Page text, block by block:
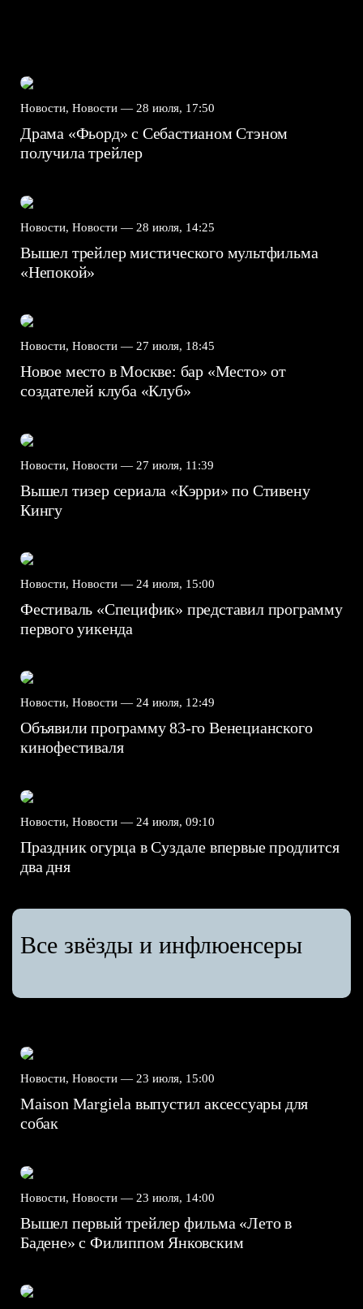
Новости, Новости — 28 июля, 17:50
Драма «Фьорд» с Себастианом Стэном
получила трейлер
Новости, Новости — 28 июля, 14:25
Вышел трейлер мистического мультфильма
«Непокой»
Новости, Новости — 27 июля, 18:45
Новое место в Москве: бар «Место» от
создателей клуба «Клуб»
Новости, Новости — 27 июля, 11:39
Вышел тизер сериала «Кэрри» по Стивену
Кингу
Новости, Новости — 24 июля, 15:00
Фестиваль «Специфик» представил программу
первого уикенда
Новости, Новости — 24 июля, 12:49
Объявили программу 83-го Венецианского
кинофестиваля
Новости, Новости — 24 июля, 09:10
Праздник огурца в Суздале впервые продлится
два дня
Все звёзды и инфлюенсеры
Новости, Новости — 23 июля, 15:00
Maison Margiela выпустил аксессуары для
собак
Новости, Новости — 23 июля, 14:00
Вышел первый трейлер фильма «Лето в
Бадене» с Филиппом Янковским